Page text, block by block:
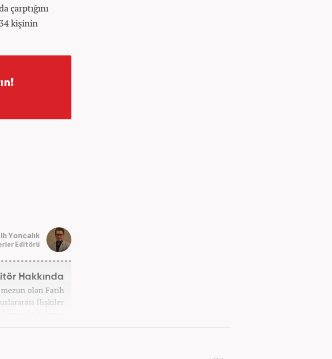
çarptığını
kişinin
Yoncalık
Editörü
Hakkında
olan Fatih
İlişkiler
doktora
muhtelif gazete
bu yana